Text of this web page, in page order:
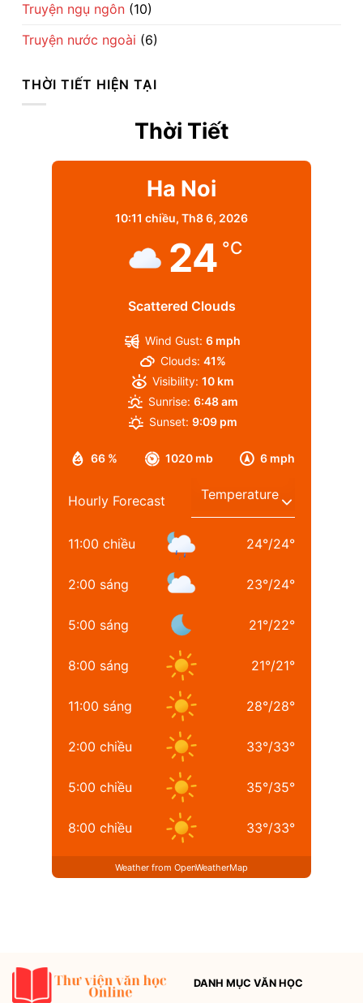
Truyện ngụ ngôn (10)
Truyện nước ngoài (6)
THỜI TIẾT HIỆN TẠI
Thời Tiết
Ha Noi
10:11 chiều, Th8 6, 2026
24 °C
Scattered Clouds
66 % 1020 mb 6 mph
Wind Gust: 6 mph
Clouds: 41%
Visibility: 10 km
Sunrise: 6:48 am
Sunset: 9:09 pm
Hourly Forecast
11:00 chiều 24°/24°
2:00 sáng 23°/24°
5:00 sáng 21°/22°
8:00 sáng 21°/21°
11:00 sáng 28°/28°
2:00 chiều 33°/33°
5:00 chiều 35°/35°
8:00 chiều 33°/33°
Weather from OpenWeatherMap
DANH MỤC VĂN HỌC